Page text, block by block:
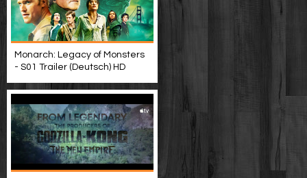
Monarch: Legacy of Monsters
- S01 Trailer (Deutsch) HD